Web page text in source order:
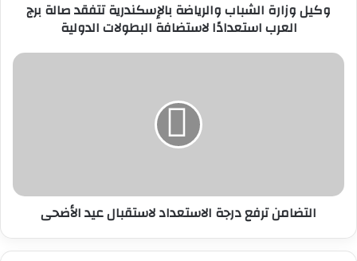
استعدادًا
الدولية
وكيل وزارة الشباب والرياضة بالإسكندرية تتفقد صالة برج
العرب استعدادًا لاستضافة البطولات الدولية
التضامن
التضامن ترفع درجة الاستعداد لاستقبال عيد الأضحى